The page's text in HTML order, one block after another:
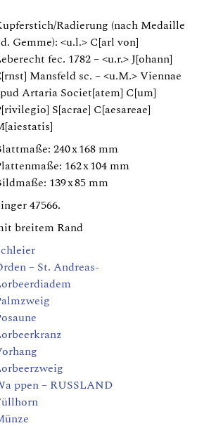
Radierung (nach Medaille
Gemme): <u.l.> C[arl von]
fec. 1782 – <u.r.> J[ohann]
Mansfeld sc. – <u.M.> Viennae
Artaria Societ[atem] C[um]
S[acrae] C[aesareae]
240 x 168 mm
162 x 104 mm
139 x 85 mm
47566.
breitem Rand
– St. Andreas-
ppen – RUSSLAND